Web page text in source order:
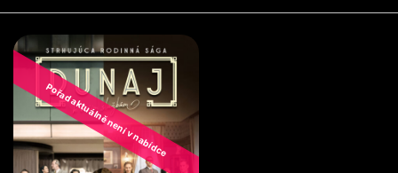
Pořad aktuálně není v nabídce